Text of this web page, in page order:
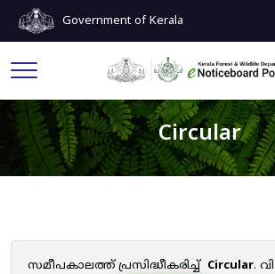
Government of Kerala
Circular
സമീപകാലത്ത് പ്രസിദ്ധീകരിച്ച് Circular.